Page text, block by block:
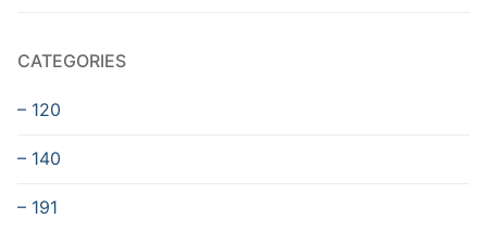
CATEGORIES
– 120
– 140
– 191